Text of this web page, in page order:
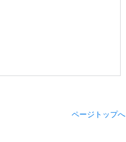
ページトップへ